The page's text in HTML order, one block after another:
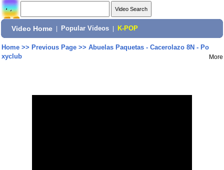
Video Home Popular Videos K-POP
Home>> Previous Page>> Abuelas Paquetas - Cacerolazo 8N - Po
xyclub
More